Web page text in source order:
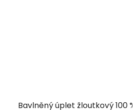
Bavlněný úplet žloutkový 100